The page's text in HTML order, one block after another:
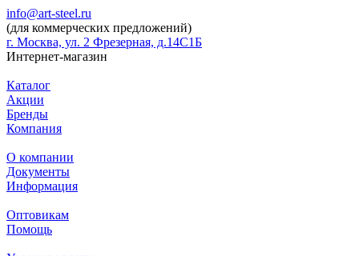
info@art-steel.ru
(для коммерческих предложений)
г. Москва, ул. 2 Фрезерная, д.14С1Б
Интернет-магазин
Каталог
Акции
Бренды
Компания
О компании
Документы
Информация
Оптовикам
Помощь